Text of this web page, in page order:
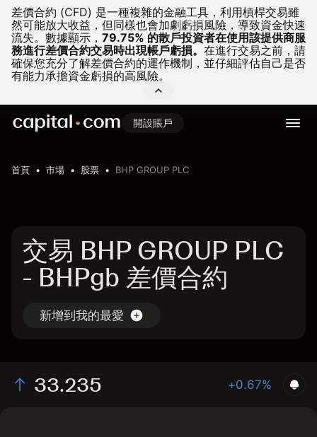
差價合約 (CFD) 是一種複雜的金融工具，利用槓桿交易雖
然可能放大收益，但同樣也會加劇虧損風險，導致資金快速
流失。 數據顯示， 79.75% 的散戶投資者在使用該提供商服
務進行差價合約交易時出現帳戶虧損。 在進行交易之前，請
確保您充分了解差價合約的運作機制，並仔細評估自己是否
有能力承擔資金虧損的高風險。
開設賬戶
首頁 市場 股票 BHP GROUP PLC
交易 BHP GROUP PLC
- BHPgb 差價合約
新增到我的最愛
33.235 +0.67%